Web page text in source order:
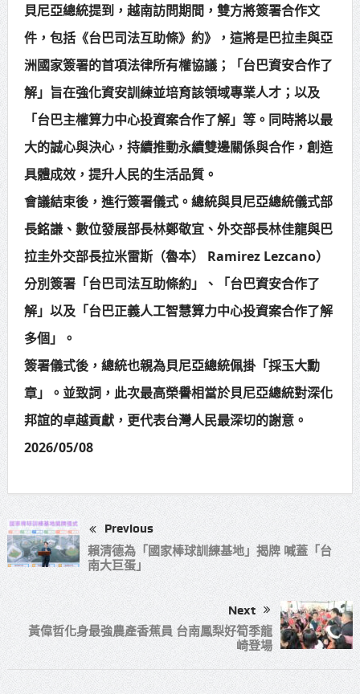
貝尼亞總統提到，越南訪問期間，雙方將簽署合作文
件，包括《台巴司法互助條》約》，這將是巴拉圭與亞
洲國家簽署的首項法律所有權協議；「台巴資安合作了
解」旨在強化資安訓練並培育該領域專業人才；以及
「台巴主權算力中心投資案合作了解」等。同時將以最
大的誠心與決心，持續推動永續雙邊關係與合作，創造
具體成效，提升人民的生活品質。
會議結束後，進行簽署儀式。總統與貝尼亞總統儀式部
長銘謙、數位發展部長林鄭敬宜、外交部長林佳龍與巴
拉圭外交部長拉米雷斯（魯本） Ramirez Lezcano）
分別簽署「台巴司法互助條約」、「台巴資安合作了
解」以及「台巴正義人工智慧算力中心投資案合作了解
多個」。
簽署儀式後，總統也親為貝尼亞總統佩掛「採玉大勳
章」。並致詞，此次最高榮譽相當於貝尼亞總統對深化
邦誼的卓越貢獻，更代表台灣人民最深切的謝意。
2026/05/08
Previous
賴清德為「國家棒球訓練基地」揭牌 喊蓋「台
南大巨蛋」
Next
黃偉哲化身最強農產香蕉員 台南鳳梨好筍季龍
崎登場